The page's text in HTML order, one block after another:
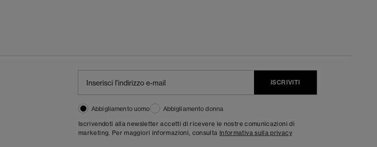
ISCRIVITI
Abbigliamento uomo
Abbigliamento donna
Iscrivendoti alla newsletter accetti di ricevere le nostre comunicazioni di
marketing. Per maggiori informazioni, consulta Informativa sulla privacy